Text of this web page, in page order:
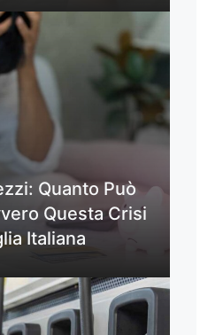
Quanto Può
Questa Crisi
Italiana